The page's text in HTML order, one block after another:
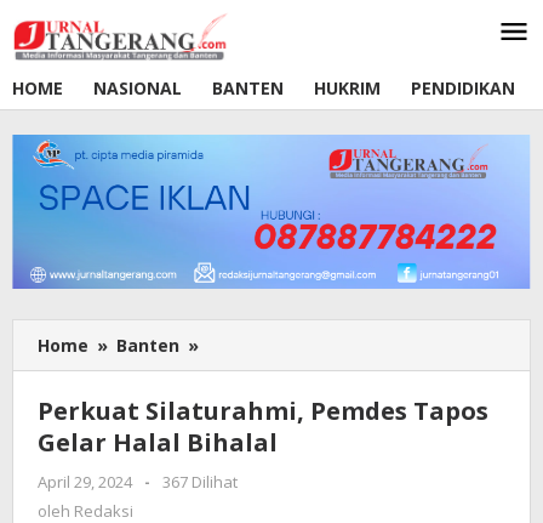
ke
konten
HOME
NASIONAL BANTEN HUKRIM PENDIDIKAN
Home » Banten »
Silaturahmi,
Tapos
Gelar
Halal
Perkuat Silaturahmi, Pemdes Tapos
Gelar Halal Bihalal
April 29, 2024
oleh
-
367 Dilihat
oleh Redaksi